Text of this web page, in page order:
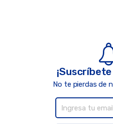
No te pierdas de